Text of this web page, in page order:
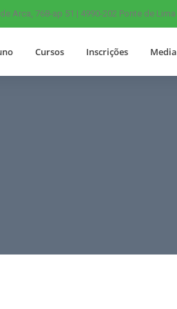
Arca, 768-ap 51 | 4990-202 Ponte de Lima
Cursos Inscrições Media